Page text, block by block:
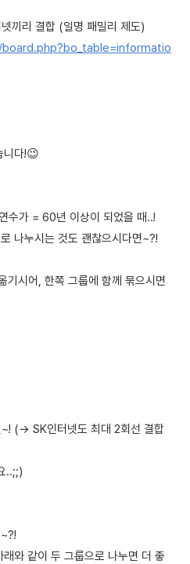
끼리 결합 (일명 패밀리 제도)
니다!😉
수가 = 60년 이상이 되었을 때..!
나누시는 것도 괜찮으시다면~?!
기시어, 한쪽 그룹에 함께 묶으시면
(→ SK인터넷도 최대 2회선 결합
..;;)
와 같이 두 그룹으로 나누면 더 좋